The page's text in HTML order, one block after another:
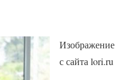
Изображение
с сайта lori.ru